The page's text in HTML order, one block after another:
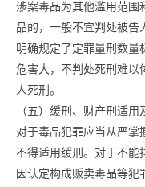
涉案毒品为其他滥用范围
品的，一般不宜判处被告
明确规定了定罪量刑数
危害大，不判处死刑难以
人死刑。
（五）缓刑、财产刑适
对于毒品犯罪应当从严掌
不得适用缓刑。对于不能
因认定构成贩卖毒品等犯